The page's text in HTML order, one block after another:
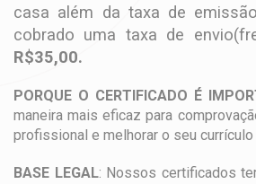
casa além da taxa de
cobrado uma taxa de
R$35,00.
PORQUE O CERTIFICADO É
maneira mais eficaz para
profissional e melhorar o seu currículo
BASE LEGAL: Nossos certificados